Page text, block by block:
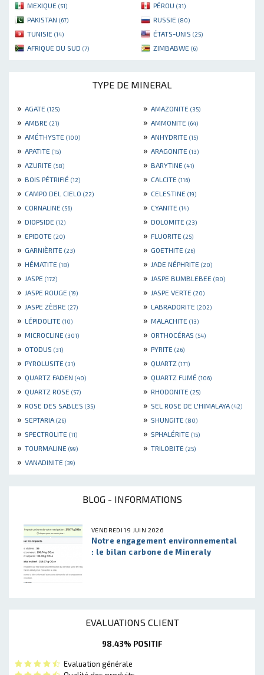
MEXIQUE (51) PÉROU (31)
PAKISTAN (67) RUSSIE (80)
TUNISIE (14) ÉTATS-UNIS (25)
AFRIQUE DU SUD (7) ZIMBABWE (6)
TYPE DE MINERAL
» AGATE (125) » AMAZONITE (35)
» AMBRE (21) » AMMONITE (64)
» AMÉTHYSTE (100) » ANHYDRITE (15)
» APATITE (15) » ARAGONITE (13)
» AZURITE (58) » BARYTINE (41)
» BOIS PÉTRIFIÉ (12) » CALCITE (116)
» CAMPO DEL CIELO (22) » CELESTINE (19)
» CORNALINE (56) » CYANITE (14)
» DIOPSIDE (12) » DOLOMITE (23)
» EPIDOTE (20) » FLUORITE (25)
» GARNIÈRITE (23) » GOETHITE (26)
» HÉMATITE (18) » JADE NÉPHRITE (20)
» JASPE (172) » JASPE BUMBLEBEE (80)
» JASPE ROUGE (19) » JASPE VERTE (20)
» JASPE ZÈBRE (27) » LABRADORITE (202)
» LÉPIDOLITE (10) » MALACHITE (13)
» MICROCLINE (301) » ORTHOCÉRAS (54)
» OTODUS (31) » PYRITE (26)
» PYROLUSITE (31) » QUARTZ (171)
» QUARTZ FADEN (40) » QUARTZ FUMÉ (106)
» QUARTZ ROSE (57) » RHODONITE (25)
» ROSE DES SABLES (35) » SEL ROSE DE L'HIMALAYA (42)
» SEPTARIA (26) » SHUNGITE (80)
» SPECTROLITE (11) » SPHALÉRITE (15)
» TOURMALINE (99) » TRILOBITE (25)
» VANADINITE (39)
BLOG - INFORMATIONS
VENDREDI 19 JUIN 2026
Notre engagement environnemental
: le bilan carbone de Mineraly
EVALUATIONS CLIENT
98.43% POSITIF
Evaluation générale